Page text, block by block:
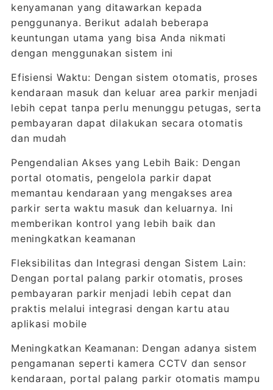
kenyamanan yang ditawarkan kepada
penggunanya. Berikut adalah beberapa
keuntungan utama yang bisa Anda nikmati
dengan menggunakan sistem ini
Efisiensi Waktu: Dengan sistem otomatis, proses
kendaraan masuk dan keluar area parkir menjadi
lebih cepat tanpa perlu menunggu petugas, serta
pembayaran dapat dilakukan secara otomatis
dan mudah
Pengendalian Akses yang Lebih Baik: Dengan
portal otomatis, pengelola parkir dapat
memantau kendaraan yang mengakses area
parkir serta waktu masuk dan keluarnya. Ini
memberikan kontrol yang lebih baik dan
meningkatkan keamanan
Fleksibilitas dan Integrasi dengan Sistem Lain:
Dengan portal palang parkir otomatis, proses
pembayaran parkir menjadi lebih cepat dan
praktis melalui integrasi dengan kartu atau
aplikasi mobile
Meningkatkan Keamanan: Dengan adanya sistem
pengamanan seperti kamera CCTV dan sensor
kendaraan, portal palang parkir otomatis mampu